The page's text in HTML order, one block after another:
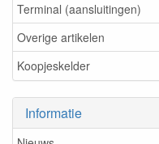
Terminal (aansluitingen)
Overige artikelen
Koopjeskelder
Informatie